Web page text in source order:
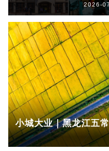
2026-
小城大业｜黑龙江五